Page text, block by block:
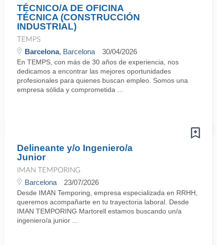
TÉCNICO/A DE OFICINA
TÉCNICA (CONSTRUCCIÓN
INDUSTRIAL)
TEMPS
Barcelona, Barcelona 30/04/2026
En TEMPS, con más de 30 años de experiencia, nos
dedicamos a encontrar las mejores oportunidades
profesionales para quienes buscan empleo. Somos una
empresa sólida y comprometida ...
Delineante y/o Ingeniero/a
Junior
IMAN TEMPORING
Barcelona 23/07/2026
Desde IMAN Temporing, empresa especializada en RRHH,
queremos acompañarte en tu trayectoria laboral. Desde
IMAN TEMPORING Martorell estamos buscando un/a
ingeniero/a junior ...